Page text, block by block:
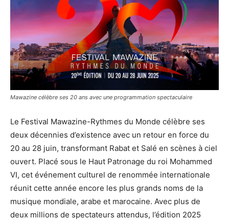
Mawazine célèbre ses 20 ans avec une programmation spectaculaire
Le Festival Mawazine-Rythmes du Monde célèbre ses
deux décennies d’existence avec un retour en force du
20 au 28 juin, transformant Rabat et Salé en scènes à ciel
ouvert. Placé sous le Haut Patronage du roi Mohammed
VI, cet événement culturel de renommée internationale
réunit cette année encore les plus grands noms de la
musique mondiale, arabe et marocaine. Avec plus de
deux millions de spectateurs attendus, l’édition 2025